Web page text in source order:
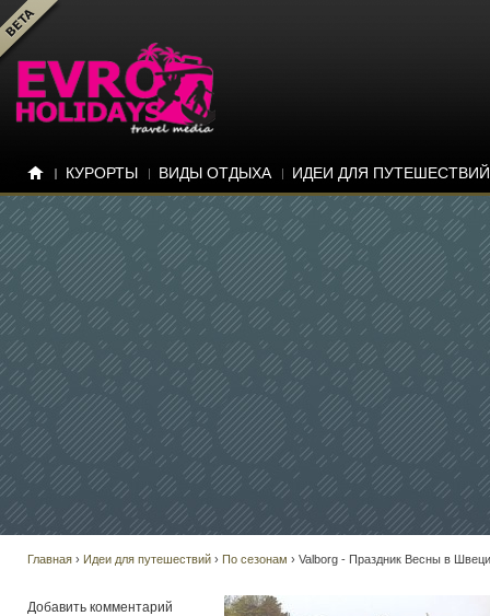
КУРОРТЫ ВИДЫ ОТДЫХА ИДЕИ ДЛЯ ПУТЕШЕСТВИЙ
Главная › Идеи для путешествий › По сезонам › Valborg - Праздник Весны в
Добавить комментарий